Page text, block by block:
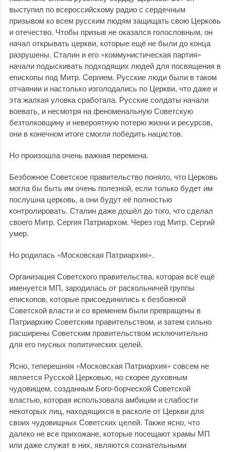
выступил по всероссийскому радио с сердечным
призывом ко всем русским людям защищать свою Церковь
и отечество. Чтобы призыв не оказался голословным, он
начал открывать церкви, которые ещё не были до конца
разрушены. Сталин и его «коммунистическая партия»
начали подыскивать подходящих людей для посвящения в
епископы под Митр. Сергием. Русские люди были в таком
отчаянии и настолько изголодались по Церкви, что даже и
эта жалкая уловка сработала. Русские солдаты начали
воевать, и несмотря на феноменальную Советскую
безтолковщину и невероятную потерю жизни и ресурсов,
они в конечном итоге смогли победить нацистов.
Но произошла очень важная перемена.
Безбожное Советское правительство поняло, что Церковь
могла бы быть им очень полезной, если только будет им
послушна церковь, а они будут её полностью
контролировать. Сталин даже дошёл до того, что сделал
своего Митр. Сергия Патриархом. Через год Митр. Сергий
умер.
Но родилась «Московская Патриархия».
Организация Советского правительства, которая всё ещё
именуется МП, зародилась от раскольничей группы
епископов, которые присоединились к безбожной
Советской власти и со временем были превращены в
Патриархию Советским правительством, и затем сильно
расширены Советским правительством исключительно
для его гнусных политических целей.
Ясно, теперешняя «Московская Патриархия» совсем не
является Русской Церковью, но скорее духовным
чудовищем, созданным Бого-борческой Советской
властью, которая использовала амбиции и слабости
некоторых лиц, находящихся в расколе от Церкви для
своих чудовищных Советских целей. Также ясно, что
далеко не все прихожане, которые посещают храмы МП
или даже служат в них, являются сознательными